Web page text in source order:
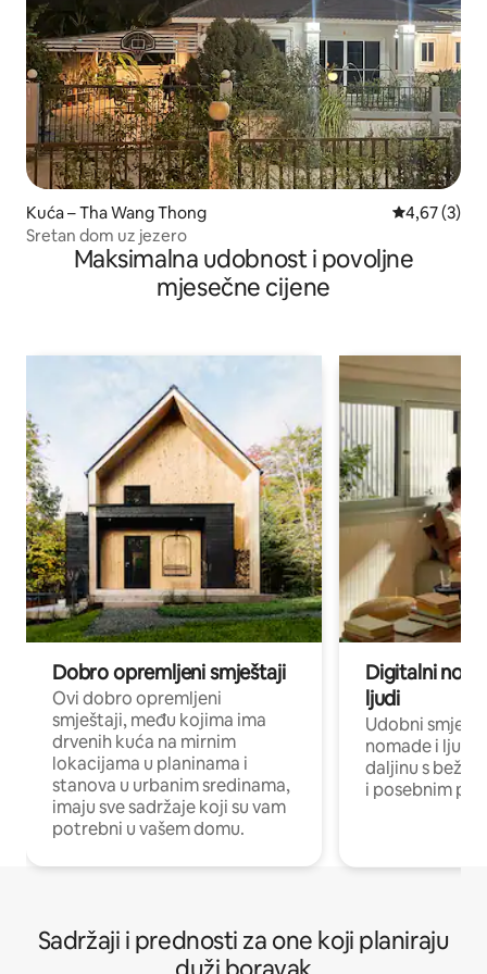
Kuća – Tha Wang Thong Prosječna
4,67 (3)
Sretan dom uz jezero
Maksimalna udobnost i povoljne
mjesečne cijene
Dobro opremljeni smještaji
Ovi dobro opremljeni
smještaji, među kojima ima
drvenih kuća na mirnim
lokacijama u planinama i
stanova u urbanim sredinama,
imaju sve sadržaje koji su vam
potrebni u vašem domu.
Digitalni
ljudi
Udobni
nomade i ljude
daljinu s
i posebnim
Sadržaji i prednosti za one koji planiraju